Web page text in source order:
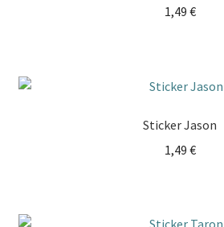
1,49 €
Sticker Jason
1,49 €